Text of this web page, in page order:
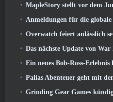
MapleStory stellt vor dem Juni-
Anmeldungen für die globale Version von NCSofts
Overwatch feiert anlässlich seines 10-
Das nächste Update von War Robots wird einen
Ein neues Bob-Ross-
Palias Abenteuer geht mit dem heutigen
Grinding Gear Games kündigt zweite